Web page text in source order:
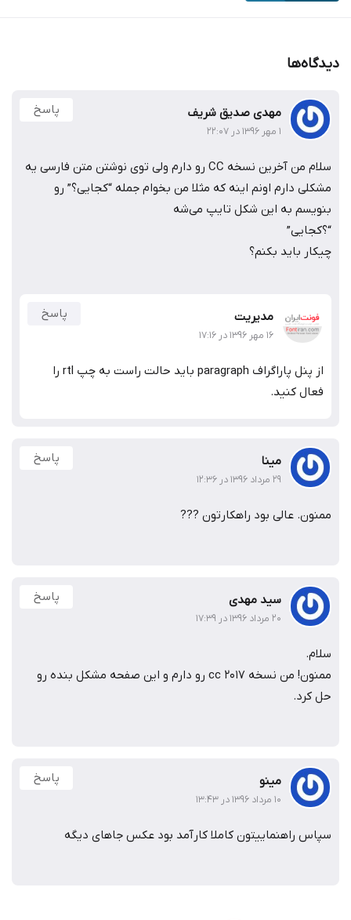
دیدگاه‌ها
مهدی صدیق شریف
۱ مهر ۱۳۹۶ در ۲۲:۰۷
پاسخ
سلام من آخرین نسخه CC رو دارم ولی توی نوشتن متن فارسی یه
مشکلی دارم اونم اینه که مثلا من بخوام جمله “کجایی؟” رو
بنویسم به این شکل تایپ می‌شه
“؟کجایی”
چیکار باید بکنم؟
مدیریت
۱۶ مهر ۱۳۹۶ در ۱۷:۱۶
پاسخ
از پنل پاراگراف paragraph باید حالت راست به چپ rtl را
فعال کنید.
مینا
۲۹ مرداد ۱۳۹۶ در ۱۲:۳۶
پاسخ
ممنون. عالی بود راهکارتون ???
سید مهدی
۲۰ مرداد ۱۳۹۶ در ۱۷:۳۹
پاسخ
سلام.
ممنون! من نسخه cc 2017 رو دارم و این صفحه مشکل بنده رو
حل کرد.
مینو
۱۰ مرداد ۱۳۹۶ در ۱۳:۴۳
پاسخ
سپاس راهنماییتون کاملا کارآمد بود عکس جاهای دیگه